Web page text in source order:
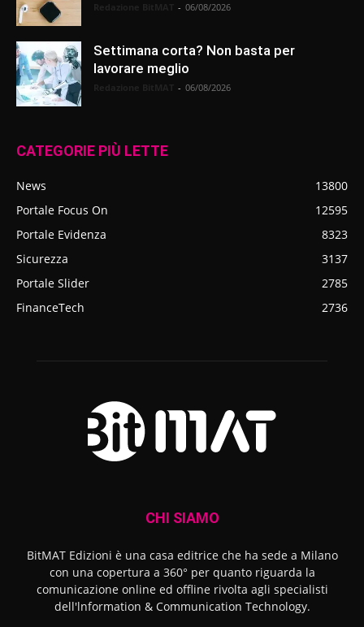
- 06/08/2026
Settimana corta? Non basta per
lavorare meglio
- 06/08/2026
CATEGORIE PIÙ LETTE
News
13800
Portale Focus On
12595
Portale Evidenza
8323
Sicurezza
3137
Portale Slider
2785
FinanceTech
2736
CHI SIAMO
BitMAT Edizioni è una casa editrice che ha sede a Milano
con una copertura a 360° per quanto riguarda la
comunicazione online ed offline rivolta agli specialisti
dell'lnformation & Communication Technology.